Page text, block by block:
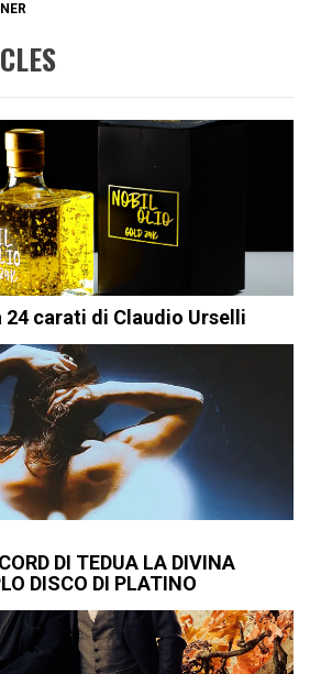
24 carati di Claudio Urselli
DI TEDUA LA DIVINA
DISCO DI PLATINO